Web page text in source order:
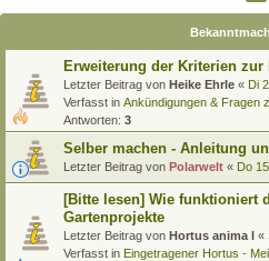
Erweiterung der Kriterien
Letzter Beitrag von Heike Ehrle « Di
Verfasst in Ankündigungen & Fragen
Antworten: 3
Selber machen - Anleitung
Letzter Beitrag von Polarwelt « Do
[Bitte lesen] Wie funktioniert
Gartenprojekte
Letzter Beitrag von Hortus anima l «
Verfasst in Eingetragener Hortus -